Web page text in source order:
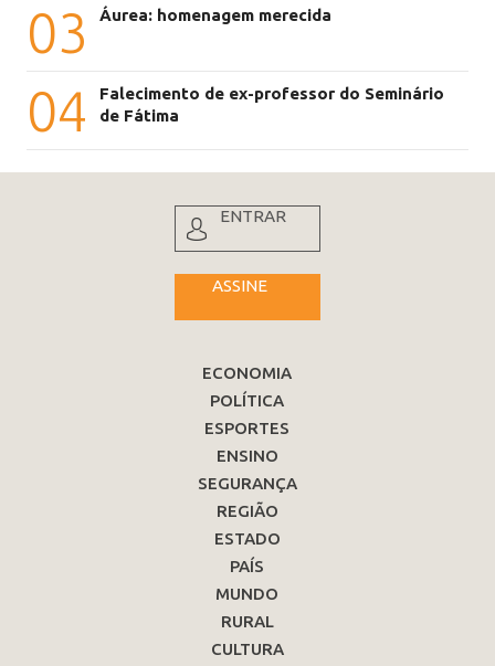
03 Áurea: homenagem merecida
04
Falecimento de ex-professor do Seminário
de Fátima
ENTRAR
ASSINE
ECONOMIA
POLÍTICA
ESPORTES
ENSINO
SEGURANÇA
REGIÃO
ESTADO
PAÍS
MUNDO
RURAL
CULTURA